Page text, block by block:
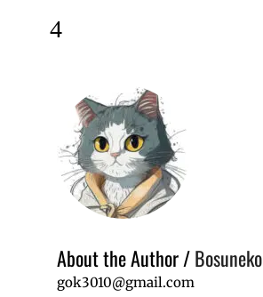
About the Author/Bosuneko
gok3010@gmail.com